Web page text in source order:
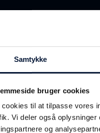
Samtykke
bruger cookies
cookies til at tilpasse vores
Vi deler også
og